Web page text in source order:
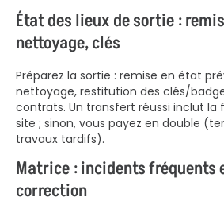
État des lieux de sortie :
nettoyage, clés
Préparez la sortie : remise en état
nettoyage, restitution des clés/
contrats. Un transfert réussi inclut la
site ; sinon, vous payez en double
travaux tardifs).
Matrice : incidents fréquents
correction